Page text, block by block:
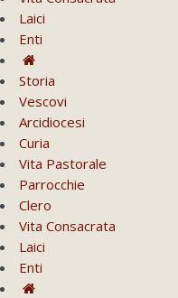
Laici
Enti
Storia
Vescovi
Arcidiocesi
Curia
Vita Pastorale
Parrocchie
Clero
Vita Consacrata
Laici
Enti